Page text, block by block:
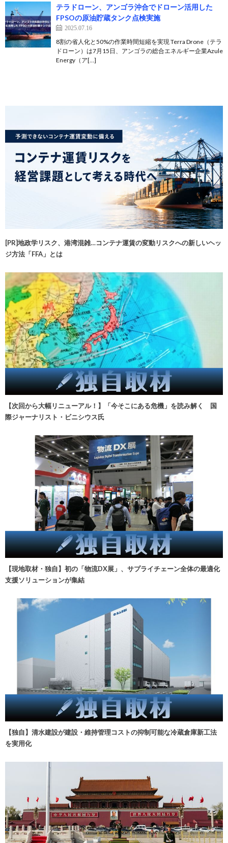
テラドローン、アンゴラ沖合でドローン活用した
FPSOの原油貯蔵タンク点検実施
2025.07.16
8割の省人化と50%の作業時間短縮を実現 Terra Drone（テラ
ドローン）は7月15日、アンゴラの総合エネルギー企業Azule
Energy（ア[…]
[PR]地政学リスク、港湾混雑…コンテナ運賃の変動リスクへの新しいヘッ
ジ方法「FFA」とは
【次回から大幅リニューアル！】「今そこにある危機」を読み解く 国
際ジャーナリスト・ビニシウス氏
【現地取材・独自】初の「物流DX展」、サプライチェーン全体の最適化
支援ソリューションが集結
【独自】清水建設が建設・維持管理コストの抑制可能な冷蔵倉庫新工法
を実用化